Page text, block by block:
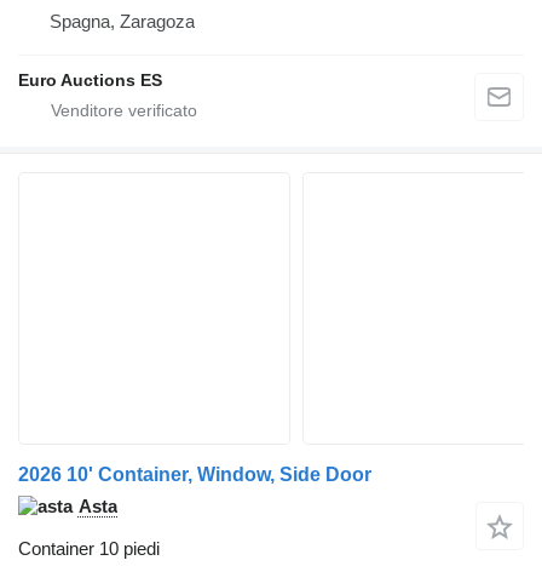
Spagna, Zaragoza
Euro Auctions ES
2026 10' Container, Window, Side Door
Asta
Container 10 piedi